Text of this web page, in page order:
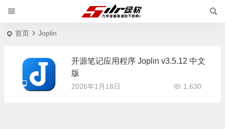
首页 Joplin
开源笔记应用程序 Joplin v3.5.12 中文
版
2026年1月18日 1,630